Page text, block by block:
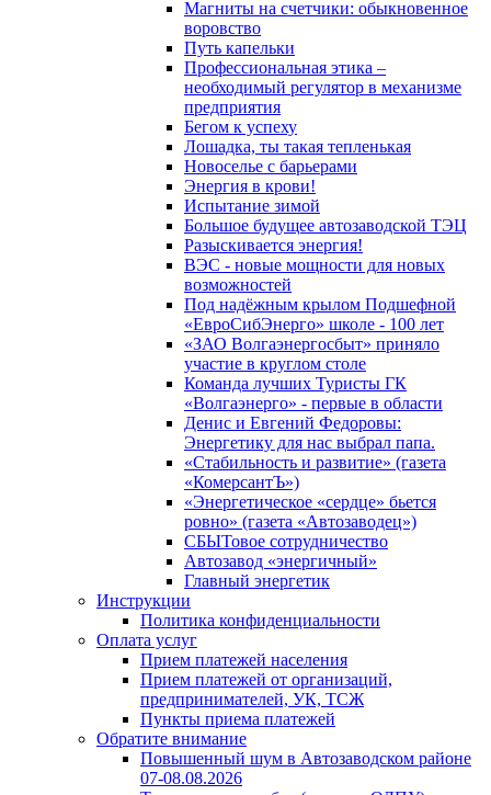
Магниты на счетчики: обыкновенное
воровство
Путь капельки
Профессиональная этика –
необходимый регулятор в механизме
предприятия
Бегом к успеху
Лошадка, ты такая тепленькая
Новоселье с барьерами
Энергия в крови!
Испытание зимой
Большое будущее автозаводской ТЭЦ
Разыскивается энергия!
ВЭС - новые мощности для новых
возможностей
Под надёжным крылом Подшефной
«ЕвроСибЭнерго» школе - 100 лет
«ЗАО Волгаэнергосбыт» приняло
участие в круглом столе
Команда лучших Туристы ГК
«Волгаэнерго» - первые в области
Денис и Евгений Федоровы:
Энергетику для нас выбрал папа.
«Стабильность и развитие» (газета
«КомерсантЪ»)
«Энергетическое «сердце» бьется
ровно» (газета «Автозаводец»)
СБЫТовое сотрудничество
Автозавод «энергичный»
Главный энергетик
Инструкции
Политика конфиденциальности
Оплата услуг
Прием платежей населения
Прием платежей от организаций,
предпринимателей, УК, ТСЖ
Пункты приема платежей
Обратите внимание
Повышенный шум в Автозаводском районе
07-08.08.2026